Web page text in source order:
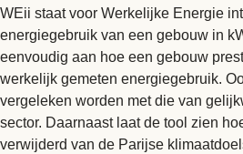
WEii staat voor Werkelijke Energie
energiegebruik van een gebouw in
eenvoudig aan hoe een gebouw
werkelijk gemeten energiegebruik.
vergeleken worden met die van
sector. Daarnaast laat de tool zien
verwijderd van de Parijse